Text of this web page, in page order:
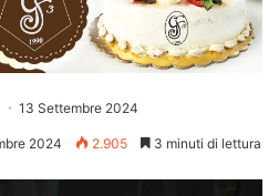
13 Settembre 2024
2024 2.905 3 minuti di lettura